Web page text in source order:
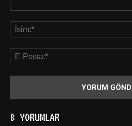
8 YORUMLAR